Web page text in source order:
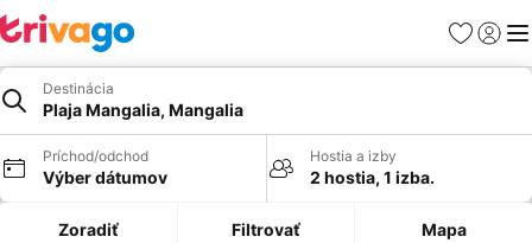
Obľúbené
Destinácia
Plaja Mangalia, Mangalia
Príchod/odchod
Výber dátumov
Hostia a izby
2 hostia, 1 izba.
Zoradiť Filtrovať Mapa